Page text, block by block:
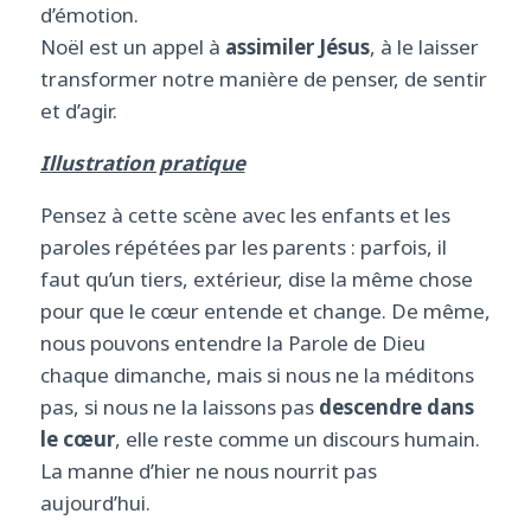
d’émotion.
Noël est un appel à assimiler Jésus, à le laisser
transformer notre manière de penser, de sentir
et d’agir.
Illustration pratique
Pensez à cette scène avec les enfants et les
paroles répétées par les parents : parfois, il
faut qu’un tiers, extérieur, dise la même chose
pour que le cœur entende et change. De même,
nous pouvons entendre la Parole de Dieu
chaque dimanche, mais si nous ne la méditons
pas, si nous ne la laissons pas descendre dans
le cœur, elle reste comme un discours humain.
La manne d’hier ne nous nourrit pas
aujourd’hui.